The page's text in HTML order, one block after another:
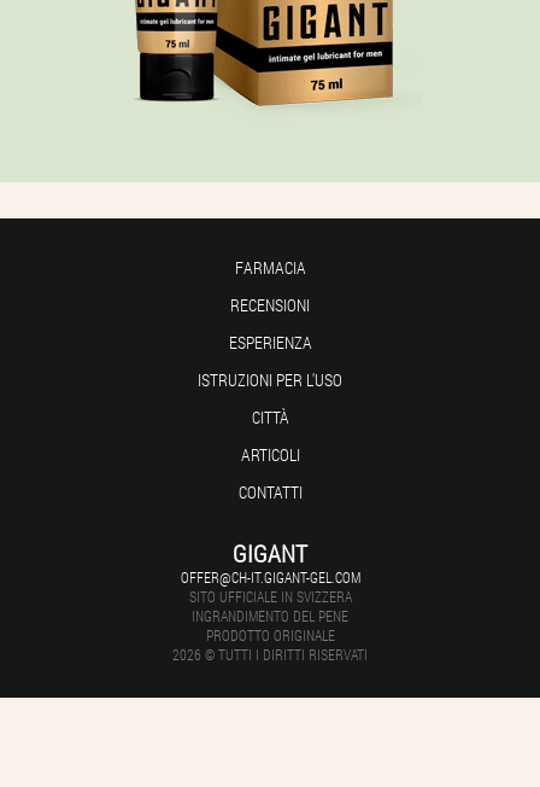
FARMACIA
RECENSIONI
ESPERIENZA
ISTRUZIONI PER L'USO
CITTÀ
ARTICOLI
CONTATTI
GIGANT
OFFER@CH-IT.GIGANT-GEL.COM
SITO UFFICIALE IN SVIZZERA
INGRANDIMENTO DEL PENE
PRODOTTO ORIGINALE
2026 © TUTTI I DIRITTI RISERVATI